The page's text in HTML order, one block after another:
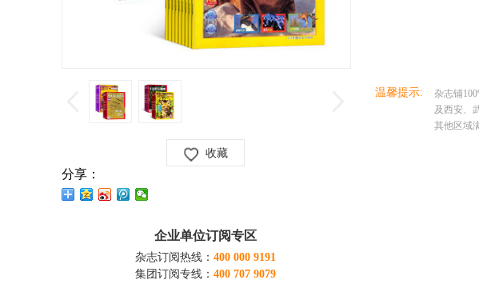
收藏
分享：
企业单位订阅专区
杂志订阅热线： 400 000 9191
集团订阅专线： 400 707 9079
温馨提示:
杂志铺
及西安、
其他区域